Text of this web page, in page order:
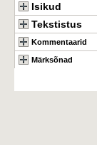
Isikud
Tekstistus
Kommentaarid
Märksõnad